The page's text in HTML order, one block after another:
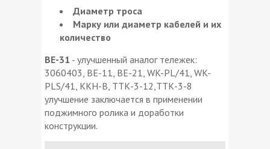
Диаметр троса
Марку или диаметр кабелей и их
количество
ВЕ-31 - улучшенный аналог тележек:
3060403, ВЕ-11, ВЕ-21, WK-PL/41, WK-
PLS/41, ККН-В, ТТК-3-12,ТТК-3-8
улучшение заключается в применении
поджимного ролика и доработки
конструкции.